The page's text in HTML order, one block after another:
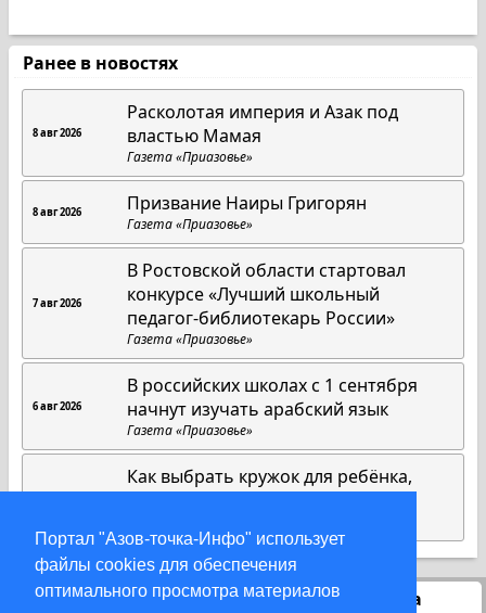
Портал "Азов-точка-Инфо" использует
файлы cookies для обеспечения
оптимального просмотра материалов
Ранее в новостях
8 авг 2026
Расколотая империя и Азак под
властью Мамая
Газета «Приазовье»
8 авг 2026 Призвание Наиры Григорян
Газета «Приазовье»
7 авг 2026
В Ростовской области стартовал
конкурсе «Лучший школьный
педагог-библиотекарь России»
Газета «Приазовье»
6 авг 2026
В российских школах с 1 сентября
начнут изучать арабский язык
Газета «Приазовье»
Как выбрать кружок для ребёнка,
если он ничего не хочет
Статистика